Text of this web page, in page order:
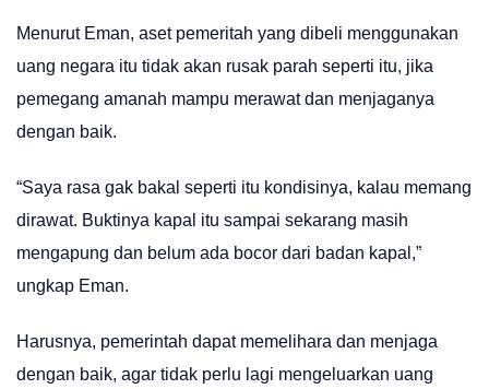
Menurut Eman, aset pemeritah yang dibeli menggunakan
uang negara itu tidak akan rusak parah seperti itu, jika
pemegang amanah mampu merawat dan menjaganya
dengan baik.
“Saya rasa gak bakal seperti itu kondisinya, kalau memang
dirawat. Buktinya kapal itu sampai sekarang masih
mengapung dan belum ada bocor dari badan kapal,”
ungkap Eman.
Harusnya, pemerintah dapat memelihara dan menjaga
dengan baik, agar tidak perlu lagi mengeluarkan uang